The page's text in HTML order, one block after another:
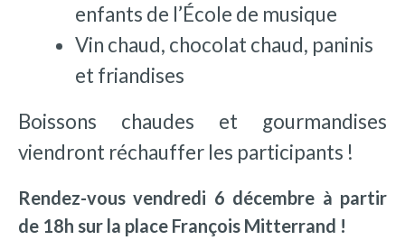
enfants de l’École de musique
Vin chaud, chocolat chaud, paninis
et friandises
Boissons chaudes et gourmandises
viendront réchauffer les participants !
Rendez-vous vendredi 6 décembre à partir
de 18h sur la place François Mitterrand !